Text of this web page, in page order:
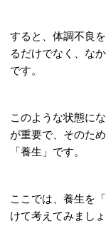
すると、体調不良
るだけでなく、な
です。
このような状態に
が重要で、そのた
「養生」です。
ここでは、養生を
けて考えてみましょ